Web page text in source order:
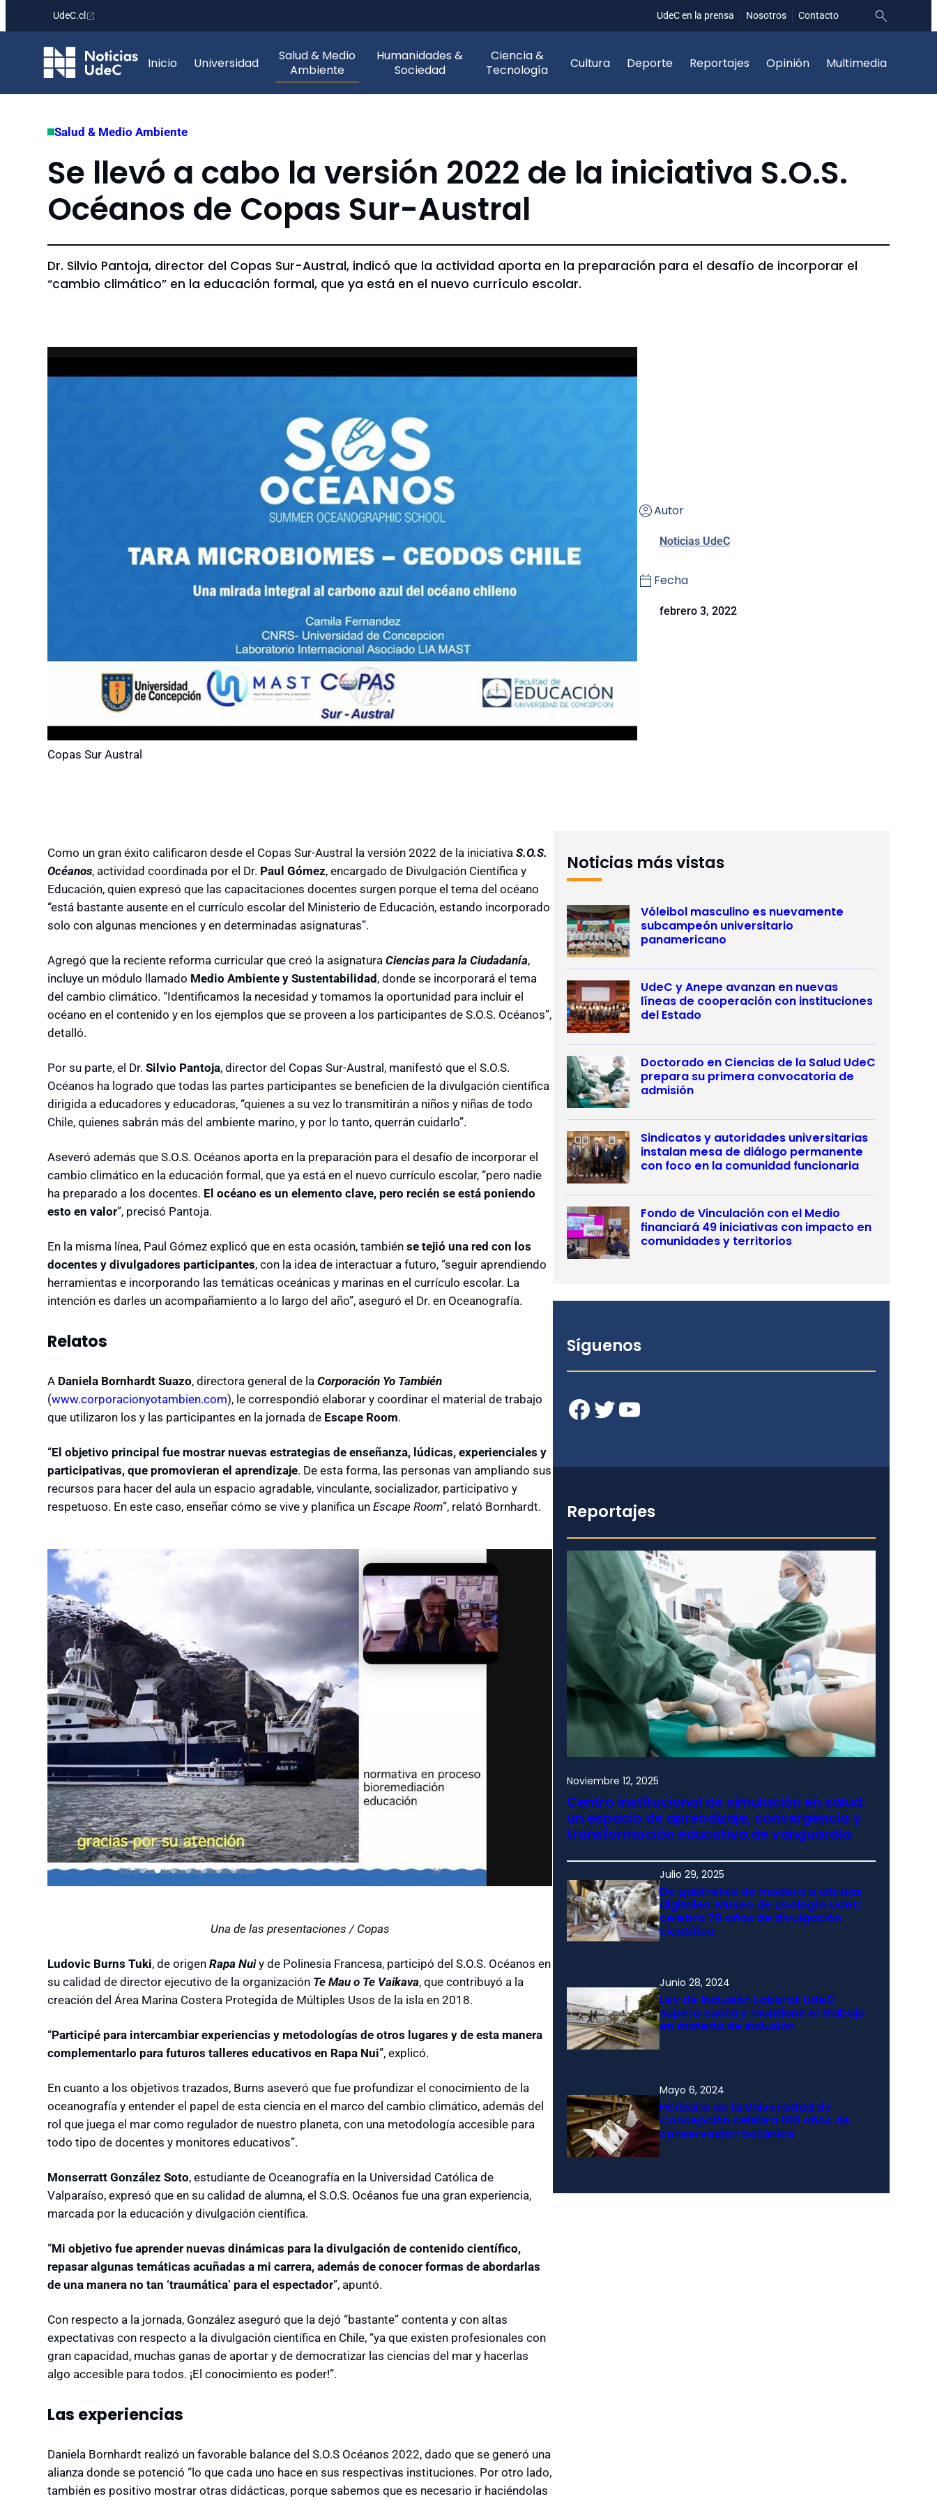
contenido
UdeC.cl UdeC en la prensa Nosotros Contacto
Inicio Universidad
Salud & Medio
Ambiente
Humanidades &
Sociedad
Ciencia &
Tecnología
Cultura Deporte Reportajes Opinión Multimedia
Salud & Medio Ambiente
Se llevó a cabo la versión 2022 de la iniciativa S.O.S.
Océanos de Copas Sur-Austral
Dr. Silvio Pantoja, director del Copas Sur-Austral, indicó que la actividad aporta en la preparación para el desafío de incorporar el
“cambio climático” en la educación formal, que ya está en el nuevo currículo escolar.
Copas Sur Austral
Autor
Noticias UdeC
Fecha
febrero 3, 2022
Como un gran éxito calificaron desde el Copas Sur-Austral la versión 2022 de la iniciativa S.O.S.
Océanos, actividad coordinada por el Dr. Paul Gómez, encargado de Divulgación Científica y
Educación, quien expresó que las capacitaciones docentes surgen porque el tema del océano
“está bastante ausente en el currículo escolar del Ministerio de Educación, estando incorporado
solo con algunas menciones y en determinadas asignaturas”.
Agregó que la reciente reforma curricular que creó la asignatura Ciencias para la Ciudadanía,
incluye un módulo llamado Medio Ambiente y Sustentabilidad, donde se incorporará el tema
del cambio climático. “Identificamos la necesidad y tomamos la oportunidad para incluir el
océano en el contenido y en los ejemplos que se proveen a los participantes de S.O.S. Océanos”,
detalló.
Por su parte, el Dr. Silvio Pantoja, director del Copas Sur-Austral, manifestó que el S.O.S.
Océanos ha logrado que todas las partes participantes se beneficien de la divulgación científica
dirigida a educadores y educadoras, “quienes a su vez lo transmitirán a niños y niñas de todo
Chile, quienes sabrán más del ambiente marino, y por lo tanto, querrán cuidarlo”.
Aseveró además que S.O.S. Océanos aporta en la preparación para el desafío de incorporar el
cambio climático en la educación formal, que ya está en el nuevo currículo escolar, “pero nadie
ha preparado a los docentes. El océano es un elemento clave, pero recién se está poniendo
esto en valor”, precisó Pantoja.
En la misma línea, Paul Gómez explicó que en esta ocasión, también se tejió una red con los
docentes y divulgadores participantes, con la idea de interactuar a futuro, “seguir aprendiendo
herramientas e incorporando las temáticas oceánicas y marinas en el currículo escolar. La
intención es darles un acompañamiento a lo largo del año”, aseguró el Dr. en Oceanografía.
Relatos
A Daniela Bornhardt Suazo, directora general de la Corporación Yo También
(www.corporacionyotambien.com), le correspondió elaborar y coordinar el material de trabajo
que utilizaron los y las participantes en la jornada de Escape Room.
“El objetivo principal fue mostrar nuevas estrategias de enseñanza, lúdicas, experienciales y
participativas, que promovieran el aprendizaje. De esta forma, las personas van ampliando sus
recursos para hacer del aula un espacio agradable, vinculante, socializador, participativo y
respetuoso. En este caso, enseñar cómo se vive y planifica un Escape Room”, relató Bornhardt.
Una de las presentaciones / Copas
Ludovic Burns Tuki, de origen Rapa Nuiy de Polinesia Francesa, participó del S.O.S. Océanos en
su calidad de director ejecutivo de la organización Te Mau o Te Vaikava, que contribuyó a la
creación del Área Marina Costera Protegida de Múltiples Usos de la isla en 2018.
“Participé para intercambiar experiencias y metodologías de otros lugares y de esta manera
complementarlo para futuros talleres educativos en Rapa Nui”, explicó.
En cuanto a los objetivos trazados, Burns aseveró que fue profundizar el conocimiento de la
oceanografía y entender el papel de esta ciencia en el marco del cambio climático, además del
rol que juega el mar como regulador de nuestro planeta, con una metodología accesible para
todo tipo de docentes y monitores educativos”.
Monserratt González Soto, estudiante de Oceanografía en la Universidad Católica de
Valparaíso, expresó que en su calidad de alumna, el S.O.S. Océanos fue una gran experiencia,
marcada por la educación y divulgación científica.
“Mi objetivo fue aprender nuevas dinámicas para la divulgación de contenido científico,
repasar algunas temáticas acuñadas a mi carrera, además de conocer formas de abordarlas
de una manera no tan ‘traumática’ para el espectador”, apuntó.
Con respecto a la jornada, González aseguró que la dejó “bastante” contenta y con altas
expectativas con respecto a la divulgación científica en Chile, “ya que existen profesionales con
gran capacidad, muchas ganas de aportar y de democratizar las ciencias del mar y hacerlas
algo accesible para todos. ¡El conocimiento es poder!”.
Las experiencias
Daniela Bornhardt realizó un favorable balance del S.O.S Océanos 2022, dado que se generó una
alianza donde se potenció “lo que cada uno hace en sus respectivas instituciones. Por otro lado,
también es positivo mostrar otras didácticas, porque sabemos que es necesario ir haciéndolas
Noticias más vistas
Vóleibol masculino es nuevamente
subcampeón universitario
panamericano
UdeC y Anepe avanzan en nuevas
líneas de cooperación con instituciones
del Estado
Doctorado en Ciencias de la Salud UdeC
prepara su primera convocatoria de
admisión
Sindicatos y autoridades universitarias
instalan mesa de diálogo permanente
con foco en la comunidad funcionaria
Fondo de Vinculación con el Medio
financiará 49 iniciativas con impacto en
comunidades y territorios
Síguenos
Facebook Twitter YouTube
Reportajes
Noviembre 12, 2025
Centro institucional de simulación en salud:
un espacio de aprendizaje, convergencia y
transformación educativa de vanguardia
Julio 29, 2025
De gabinetes de madera a vitrinas
digitales: Museo de Zoología UdeC
celebra 70 años de divulgación
científica
Junio 28, 2024
Ley de Inclusión Laboral: UdeC
supera cuota y mantiene el trabajo
en materia de inclusión
Mayo 6, 2024
Herbario de la Universidad de
Concepción celebra 100 años de
conservación botánica